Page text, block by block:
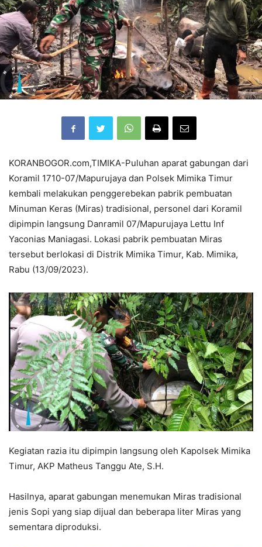
KORANBOGOR.com,TIMIKA-Puluhan aparat gabungan dari
Koramil 1710-07/Mapurujaya dan Polsek Mimika Timur
kembali melakukan penggerebekan pabrik pembuatan
Minuman Keras (Miras) tradisional, personel dari Koramil
dipimpin langsung Danramil 07/Mapurujaya Lettu Inf
Yaconias Maniagasi. Lokasi pabrik pembuatan Miras
tersebut berlokasi di Distrik Mimika Timur, Kab. Mimika,
Rabu (13/09/2023).
Kegiatan razia itu dipimpin langsung oleh Kapolsek Mimika
Timur, AKP Matheus Tanggu Ate, S.H.
Hasilnya, aparat gabungan menemukan Miras tradisional
jenis Sopi yang siap dijual dan beberapa liter Miras yang
sementara diproduksi.